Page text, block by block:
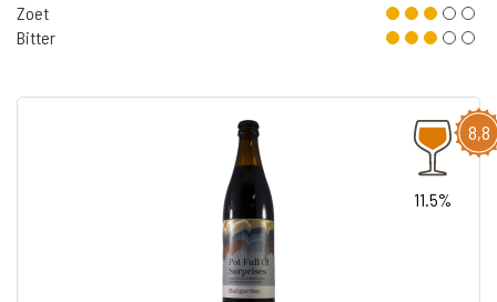
Zoet
Bitter
8,8
11.5%